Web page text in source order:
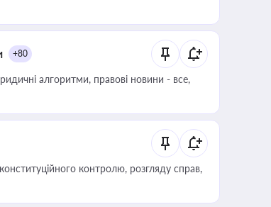
+80
алгоритми, правові новини - все,
контролю, розгляду справ,